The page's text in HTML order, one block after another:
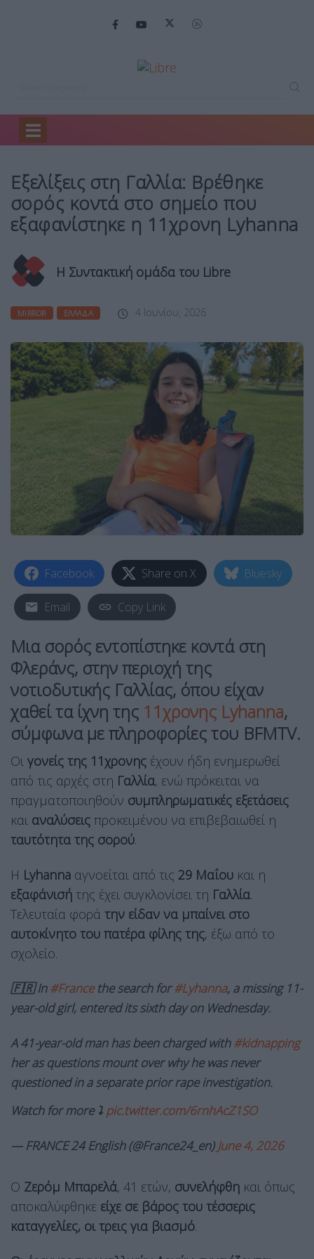
Home
Εξελίξεις στη Γαλλία: Βρέθηκε
σορός κοντά στο σημείο που
εξαφανίστηκε η 11χρονη Lyhanna
Η Συντακτική ομάδα του Libre
MIRROR ΕΛΛΆΔΑ 4 Ιουνίου, 2026
Facebook Share on X Bluesky
Email Copy Link
Μια σορός εντοπίστηκε κοντά στη
Φλεράνς, στην περιοχή της
νοτιοδυτικής Γαλλίας, όπου είχαν
χαθεί τα ίχνη της 11χρονης Lyhanna,
σύμφωνα με πληροφορίες του BFMTV.
Οι γονείς της 11χρονης έχουν ήδη ενημερωθεί
από τις αρχές στη Γαλλία, ενώ πρόκειται να
πραγματοποιηθούν συμπληρωματικές εξετάσεις
και αναλύσεις προκειμένου να επιβεβαιωθεί η
ταυτότητα της σορού.
Η Lyhanna αγνοείται από τις 29 Μαΐου και η
εξαφάνισή της έχει συγκλονίσει τη Γαλλία.
Τελευταία φορά την είδαν να μπαίνει στο
αυτοκίνητο του πατέρα φίλης της, έξω από το
σχολείο.
🇫🇷 In#Francethe search for#Lyhanna, a missing 11-
year-old girl, entered its sixth day on Wednesday.
A 41-year-old man has been charged with#kidnapping
her as questions mount over why he was never
questioned in a separate prior rape investigation.
Watch for more ⤵️ pic.twitter.com/6rnhAcZ1SO
— FRANCE 24 English (@France24_en) June 4, 2026
Ο Ζερόμ Μπαρελά, 41 ετών, συνελήφθη και όπως
αποκαλύφθηκε είχε σε βάρος του τέσσερις
καταγγελίες, οι τρεις για βιασμό.